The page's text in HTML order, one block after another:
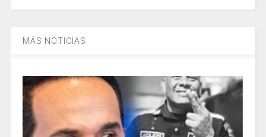
MÁS NOTICIAS